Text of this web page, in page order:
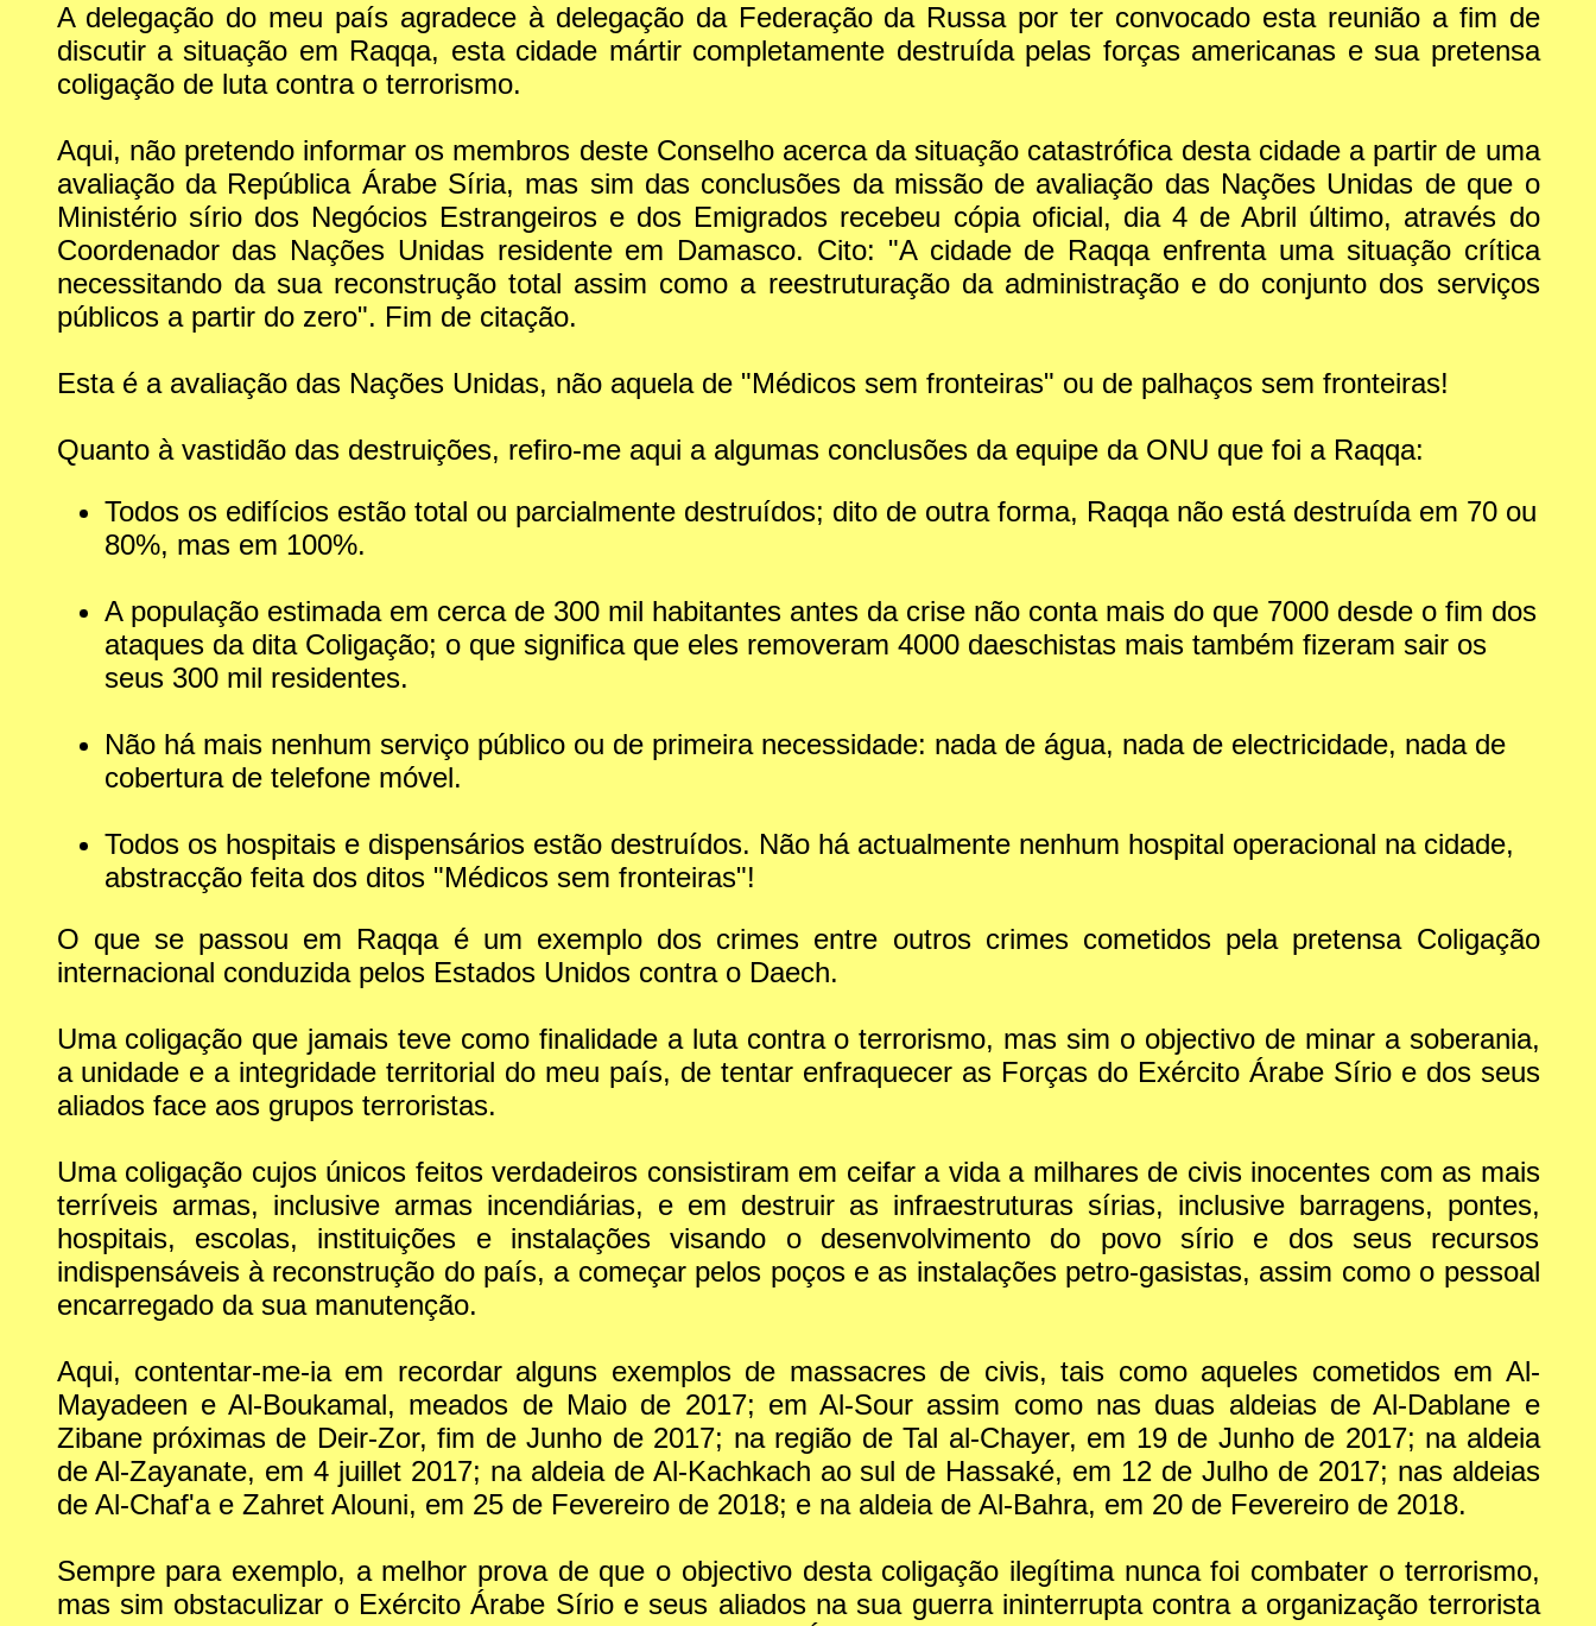
A delegação do meu país agradece à delegação da Federação da Russa por ter convocado esta reunião a fim de
discutir a situação em Raqqa, esta cidade mártir completamente destruída pelas forças americanas e sua pretensa
coligação de luta contra o terrorismo.
Aqui, não pretendo informar os membros deste Conselho acerca da situação catastrófica desta cidade a partir de uma
avaliação da República Árabe Síria, mas sim das conclusões da missão de avaliação das Nações Unidas de que o
Ministério sírio dos Negócios Estrangeiros e dos Emigrados recebeu cópia oficial, dia 4 de Abril último, através do
Coordenador das Nações Unidas residente em Damasco. Cito: "A cidade de Raqqa enfrenta uma situação crítica
necessitando da sua reconstrução total assim como a reestruturação da administração e do conjunto dos serviços
públicos a partir do zero". Fim de citação.
Esta é a avaliação das Nações Unidas, não aquela de "Médicos sem fronteiras" ou de palhaços sem fronteiras!
Quanto à vastidão das destruições, refiro-me aqui a algumas conclusões da equipe da ONU que foi a Raqqa:
Todos os edifícios estão total ou parcialmente destruídos; dito de outra forma, Raqqa não está destruída em 70 ou
80%, mas em 100%.
A população estimada em cerca de 300 mil habitantes antes da crise não conta mais do que 7000 desde o fim dos
ataques da dita Coligação; o que significa que eles removeram 4000 daeschistas mais também fizeram sair os
seus 300 mil residentes.
Não há mais nenhum serviço público ou de primeira necessidade: nada de água, nada de electricidade, nada de
cobertura de telefone móvel.
Todos os hospitais e dispensários estão destruídos. Não há actualmente nenhum hospital operacional na cidade,
abstracção feita dos ditos "Médicos sem fronteiras"!
O que se passou em Raqqa é um exemplo dos crimes entre outros crimes cometidos pela pretensa Coligação
internacional conduzida pelos Estados Unidos contra o Daech.
Uma coligação que jamais teve como finalidade a luta contra o terrorismo, mas sim o objectivo de minar a soberania,
a unidade e a integridade territorial do meu país, de tentar enfraquecer as Forças do Exército Árabe Sírio e dos seus
aliados face aos grupos terroristas.
Uma coligação cujos únicos feitos verdadeiros consistiram em ceifar a vida a milhares de civis inocentes com as mais
terríveis armas, inclusive armas incendiárias, e em destruir as infraestruturas sírias, inclusive barragens, pontes,
hospitais, escolas, instituições e instalações visando o desenvolvimento do povo sírio e dos seus recursos
indispensáveis à reconstrução do país, a começar pelos poços e as instalações petro-gasistas, assim como o pessoal
encarregado da sua manutenção.
Aqui, contentar-me-ia em recordar alguns exemplos de massacres de civis, tais como aqueles cometidos em Al-
Mayadeen e Al-Boukamal, meados de Maio de 2017; em Al-Sour assim como nas duas aldeias de Al-Dablane e
Zibane próximas de Deir-Zor, fim de Junho de 2017; na região de Tal al-Chayer, em 19 de Junho de 2017; na aldeia
de Al-Zayanate, em 4 juillet 2017; na aldeia de Al-Kachkach ao sul de Hassaké, em 12 de Julho de 2017; nas aldeias
de Al-Chaf'a e Zahret Alouni, em 25 de Fevereiro de 2018; e na aldeia de Al-Bahra, em 20 de Fevereiro de 2018.
Sempre para exemplo, a melhor prova de que o objectivo desta coligação ilegítima nunca foi combater o terrorismo,
mas sim obstaculizar o Exército Árabe Sírio e seus aliados na sua guerra ininterrupta contra a organização terrorista